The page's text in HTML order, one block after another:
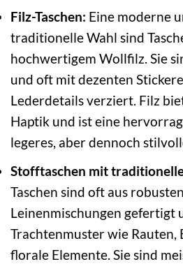
Filz-Taschen: Eine moderne
traditionelle Wahl sind
hochwertigem Wollfilz. Sie
und oft mit dezenten
Lederdetails verziert. Filz
Haptik und ist eine
legeres, aber dennoch
Stofftaschen mit
Taschen sind oft aus
Leinenmischungen gefertigt
Trachtenmuster wie Rauten,
florale Elemente. Sie sind